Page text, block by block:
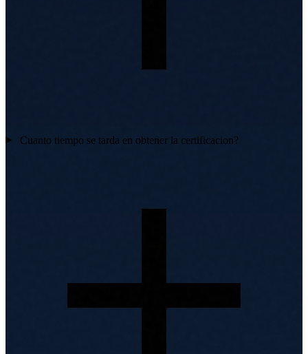
Cuanto tiempo se tarda en obtener la certificacion?